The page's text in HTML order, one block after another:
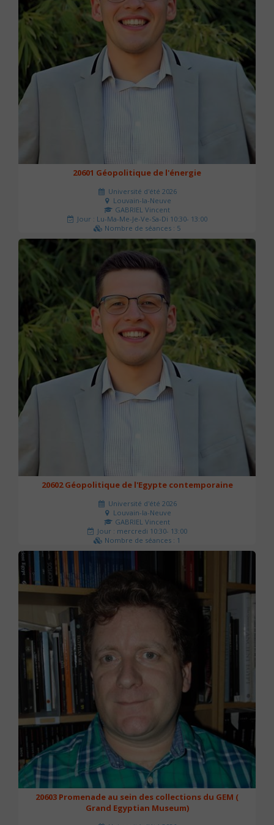
20601 Géopolitique de l'énergie
Université d'été 2026
Louvain-la-Neuve
GABRIEL Vincent
Jour : Lu-Ma-Me-Je-Ve-Sa-Di 10:30- 13:00
Nombre de séances : 5
120 €
20602 Géopolitique de l'Egypte contemporaine
Université d'été 2026
Louvain-la-Neuve
GABRIEL Vincent
Jour : mercredi 10:30- 13:00
Nombre de séances : 1
21 €
20603 Promenade au sein des collections du GEM (
Grand Egyptian Museum)